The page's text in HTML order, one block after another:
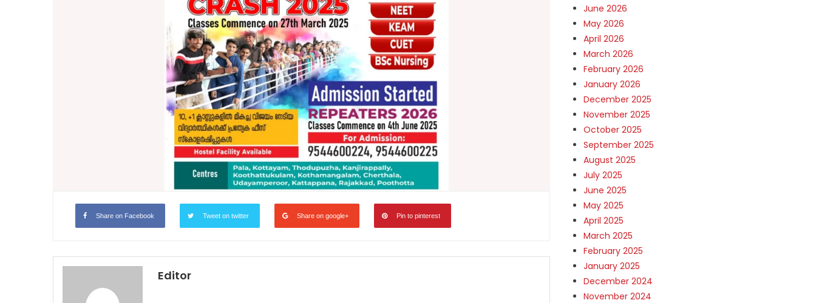
Share on Facebook Tweet on twitter Share on google+ Pin to pinterest
Editor
June 2026
May 2026
April 2026
March 2026
February 2026
January 2026
December 2025
November 2025
October 2025
September 2025
August 2025
July 2025
June 2025
May 2025
April 2025
March 2025
February 2025
January 2025
December 2024
November 2024